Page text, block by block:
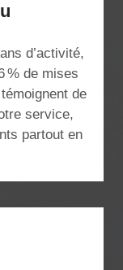
d’activité,
% de mises
de
service,
partout en